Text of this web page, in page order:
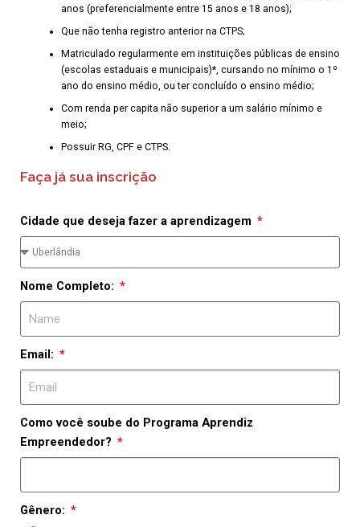
anos (preferencialmente entre 15 anos e 18 anos);
Que não tenha registro anterior na CTPS;
Matriculado regularmente em instituições públicas de ensino
(escolas estaduais e municipais)*, cursando no mínimo o 1º
ano do ensino médio, ou ter concluído o ensino médio;
Com renda per capita não superior a um salário mínimo e
meio;
Possuir RG, CPF e CTPS.
Faça já sua inscrição
Cidade que deseja fazer a aprendizagem
Nome Completo:
Email:
Como você soube do Programa Aprendiz
Empreendedor?
Gênero: